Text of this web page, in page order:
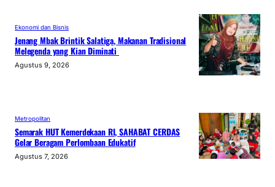
Ekonomi dan Bisnis
Jenang Mbak Brintik Salatiga, Makanan Tradisional
Melegenda yang Kian Diminati
Agustus 9, 2026
Metropolitan
Semarak HUT Kemerdekaan RI, SAHABAT CERDAS
Gelar Beragam Perlombaan Edukatif
Agustus 7, 2026